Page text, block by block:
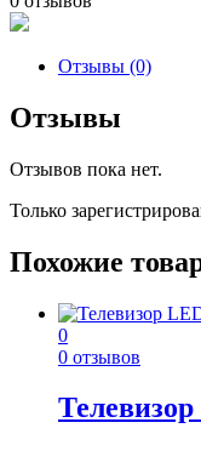
Отзывы (0)
Отзывы
Отзывов пока нет.
Только
Похожие
0
0 отзывов